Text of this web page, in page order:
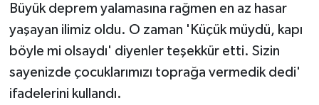
Büyük deprem yalamasına rağmen en az hasar
yaşayan ilimiz oldu. O zaman 'Küçük müydü, kapı
böyle mi olsaydı' diyenler teşekkür etti. Sizin
sayenizde çocuklarımızı toprağa vermedik dedi'
ifadelerini kullandı.